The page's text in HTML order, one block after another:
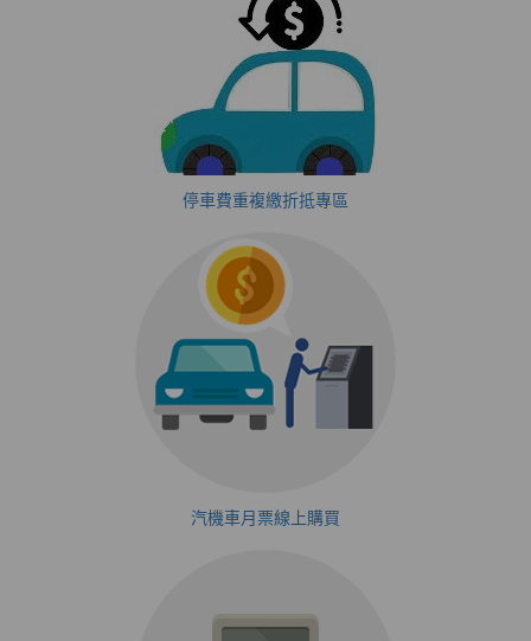
停車費重複繳折抵專區
汽機車月票線上購買